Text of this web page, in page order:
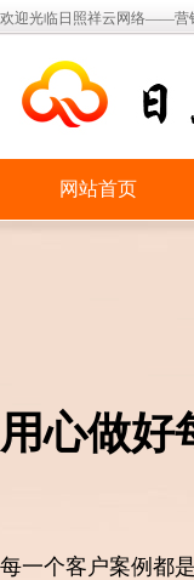
欢迎光临日照祥云网络——营
网站首页
用心做好
每一个客户案例都